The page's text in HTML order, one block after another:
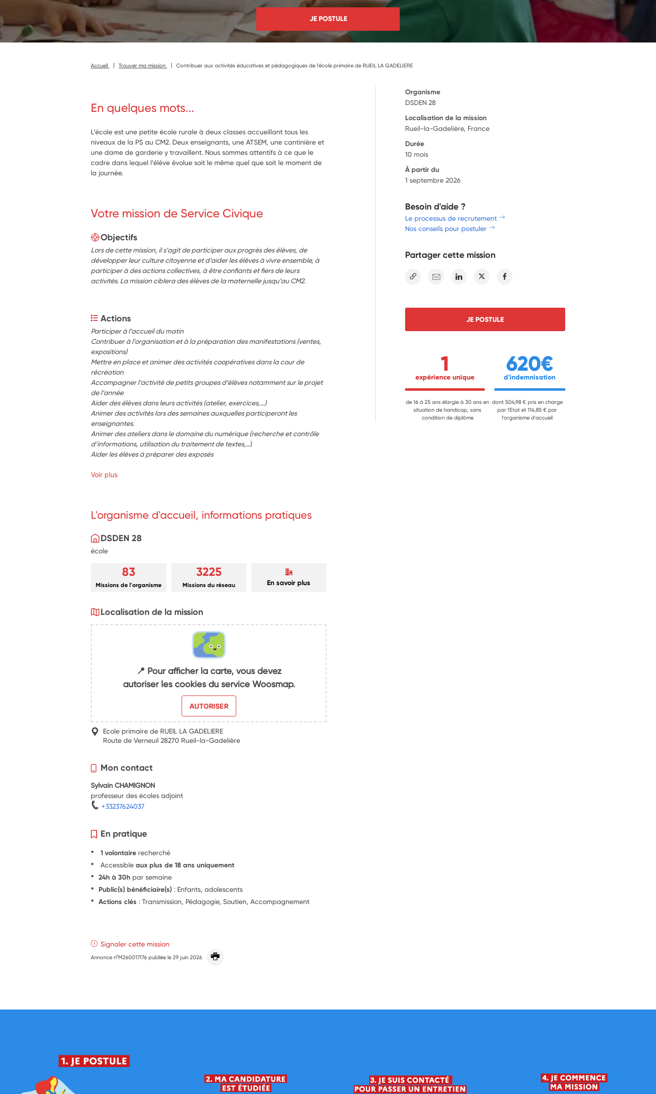
JE POSTULE
Accueil Trouver ma mission Contribuer aux activités éducatives et pédagogiques de l’école primaire de RUEIL LA GADELIERE
En quelques mots...
L’école est une petite école rurale à deux classes accueillant tous les
niveaux de la PS au CM2. Deux enseignants, une ATSEM, une cantinière et
une dame de garderie y travaillent. Nous sommes attentifs à ce que le
cadre dans lequel l’élève évolue soit le même quel que soit le moment de
la journée.
Votre mission de Service Civique
Objectifs
Lors de cette mission, il s’agit de participer aux progrès des élèves, de
développer leur culture citoyenne et d’aider les élèves à vivre ensemble, à
participer à des actions collectives, à être confiants et fiers de leurs
activités. La mission ciblera des élèves de la maternelle jusqu’au CM2.
Actions
Participer à l’accueil du matin
Contribuer à l’organisation et à la préparation des manifestations (ventes,
expositions)
Mettre en place et animer des activités coopératives dans la cour de
récréation
Accompagner l’activité de petits groupes d’élèves notamment sur le projet
de l’année
Aider des élèves dans leurs activités (atelier, exercices,…)
Animer des activités lors des semaines auxquelles participeront les
enseignantes.
Animer des ateliers dans le domaine du numérique (recherche et contrôle
d’informations, utilisation du traitement de textes,…)
Aider les élèves à préparer des exposés
Voir plus
L'organisme d'accueil, informations pratiques
DSDEN 28
école
83
Missions de l'organisme
3225
Missions du réseau En savoir plus
Localisation de la mission
📍 Pour afficher la carte, vous devez
autoriser les cookies du service Woosmap.
AUTORISER
Ecole primaire de RUEIL LA GADELIERE
Route de Verneuil 28270 Rueil-la-Gadelière
Mon contact
Sylvain CHAMIGNON
professeur des écoles adjoint
+33237624037
En pratique
1 volontaire recherché
Accessibleaux plus de 18 ans uniquement
24h à 30h par semaine
Public(s) bénéficiaire(s) : Enfants, adolescents
Actions clés : Transmission, Pédagogie, Soutien, Accompagnement
Signaler cette mission
Annonce n°M260017176 publiée le29 juin 2026
Organisme
DSDEN 28
Localisation de la mission
Rueil-la-Gadelière, France
Durée
10 mois
À partir du
1 septembre 2026
Besoin d'aide ?
Le processus de recrutement
Nos conseils pour postuler
Partager cette mission
E-mail Linkedin Twitter
JE POSTULE
1
expérience unique
de 16 à 25 ans élargie à 30 ans en
situation de handicap, sans
condition de diplôme
620€
d'indemnisation
dont 504,98 € pris en charge
par l'Etat et 114,85 € par
l'organisme d'accueil